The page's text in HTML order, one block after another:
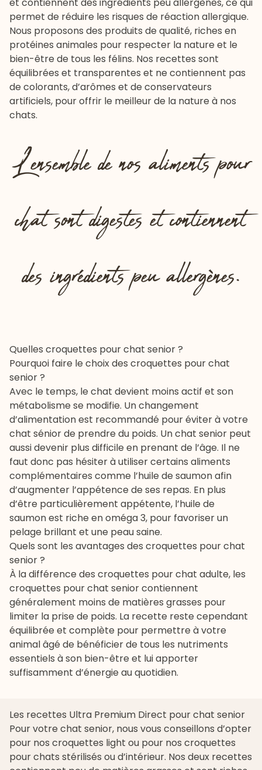
et contiennent des ingrédients peu allergènes, ce qui
permet de réduire les risques de réaction allergique.
Nous proposons des produits de qualité, riches en
protéines animales pour respecter la nature et le
bien-être de tous les félins. Nos recettes sont
équilibrées et transparentes et ne contiennent pas
de colorants, d’arômes et de conservateurs
artificiels, pour offrir le meilleur de la nature à nos
chats.
L’ensemble de nos aliments pour
chat sont digestes et contiennent
des ingrédients peu allergènes.
Quelles croquettes pour chat senior ?
Pourquoi faire le choix des croquettes pour chat
senior ?
Avec le temps, le chat devient moins actif et son
métabolisme se modifie. Un changement
d’alimentation est recommandé pour éviter à votre
chat séniorde prendre du poids. Un chat senior peut
aussi devenir plus difficile en prenant de l’âge. Il ne
faut donc pas hésiter à utiliser certains aliments
complémentaires comme l’huile de saumon afin
d’augmenter l’appétence de ses repas. En plus
d’être particulièrement appétente, l’huile de
saumon est riche en oméga 3, pour favoriser un
pelage brillant et une peau saine.
Quels sont les avantages des croquettes pour chat
senior ?
À la différence des croquettes pour chat adulte, les
croquettes pour chat senior contiennent
généralement moins de matières grasses pour
limiter la prise de poids. La recette reste cependant
équilibrée et complète pour permettre à votre
animal âgé de bénéficier de tous les nutriments
essentiels à son bien-être et lui apporter
suffisamment d’énergie au quotidien.
Les recettes Ultra Premium Direct pour chat senior
Pour votre chat senior, nous vous conseillons d’opter
pour nos croquettes light ou pour nos croquettes
pour chats stérilisés ou d’intérieur. Nos deux recettes